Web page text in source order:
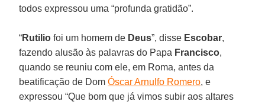
todos expressou uma “profunda gratidão”.
“Rutilio foi um homem de Deus”, disse Escobar,
fazendo alusão às palavras do Papa Francisco,
quando se reuniu com ele, em Roma, antes da
beatificação de DomÓscar Arnulfo Romero, e
expressou “Que bom que já vimos subir aos altares